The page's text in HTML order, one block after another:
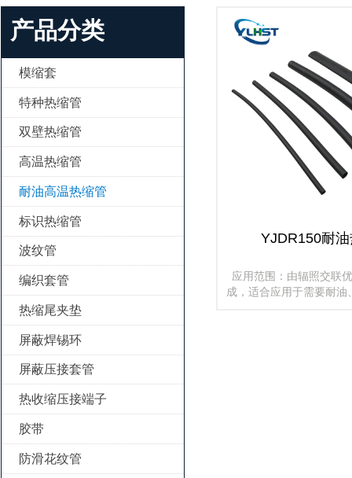
产品分类
模缩套
特种热缩管
双壁热缩管
高温热缩管
耐油高温热缩管
标识热缩管
波纹管
编织套管
热缩尾夹垫
屏蔽焊锡环
屏蔽压接套管
热收缩压接端子
胶带
防滑花纹管
YJDR150耐
应用范围：由辐照交联
成，适合应用于需要耐油